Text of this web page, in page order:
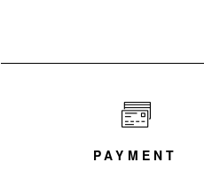
PAYMENT